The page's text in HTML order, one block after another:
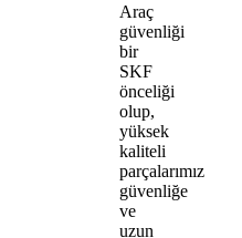
Araç
güvenliği
bir
SKF
önceliği
olup,
yüksek
kaliteli
parçalarımız
güvenliğe
ve
uzun